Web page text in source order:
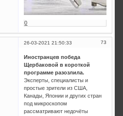
0
73
26-03-2021 21:50:33
Иностранцев победа
Щербаковой в короткой
программе разозлила.
Эксперты, специалисты и
простые зрители из США,
Канады, Японии и других стран
под микроскопом
рассматривают недочёты